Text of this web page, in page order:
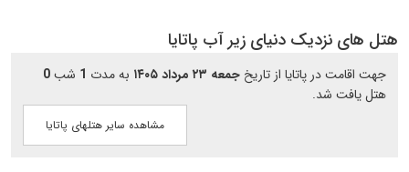
هتل های نزدیک دنیای زیر آب پاتایا
جهت اقامت در پاتایا از تاریخ جمعه ۲۳ مرداد ۱۴۰۵ به مدت 1 شب0
هتل یافت شد.
مشاهده سایر هتلهای پاتایا